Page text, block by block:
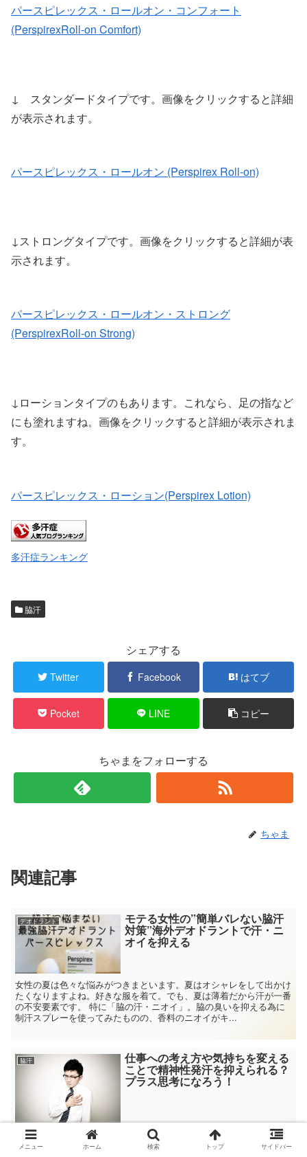
パースピレックス・ロールオン・コンフォート
(PerspirexRoll-on Comfort)
↓ スタンダードタイプです。画像をクリックすると詳細
が表示されます。
パースピレックス・ロールオン (Perspirex Roll-on)
↓ストロングタイプです。画像をクリックすると詳細が表
示されます。
パースピレックス・ロールオン・ストロング
(PerspirexRoll-on Strong)
↓ローションタイプのもあります。これなら、足の指など
にも塗れますね。画像をクリックすると詳細が表示されま
す。
パースピレックス・ローション(Perspirex Lotion)
多汗症ランキング
脇汗
シェアする
Twitter Facebook はてブ
Pocket LINE コピー
ちゃまをフォローする
ちゃま
関連記事
デオドラント モテる女性の”簡単バレない脇汗
対策”海外デオドラントで汗・ニ
オイを抑える
女性の夏は色々な悩みがつきまといます。夏はオシャレをして出かけ
たくなりますよね。好きな服を着て。でも、夏は薄着だから汗が一番
の不安要素です。 特に「脇の汗・ニオイ」。脇の臭いを抑える為に
制汗スプレーを使ってみたものの、香料のニオイがキ...
脇汗 仕事への考え方や気持ちを変える
ことで精神性発汗を抑えられる？
プラス思考になろう！
あなたは、極度の緊張や不安に襲われた時に、大量の汗をかいたこと
はありませんか？ 精神性発汗と気持ちの考え方について 私も仕事で
メニュー ホーム 検索 トップ サイドバー